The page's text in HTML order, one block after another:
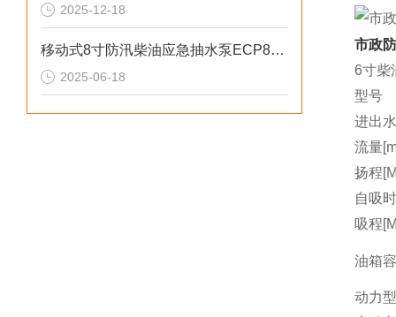
2025-12-18
移动式8寸防汛柴油应急抽水泵ECP80ME
2025-06-18
市政
6寸柴
型号
进出
流量
扬程
自吸
吸程
油箱
动力